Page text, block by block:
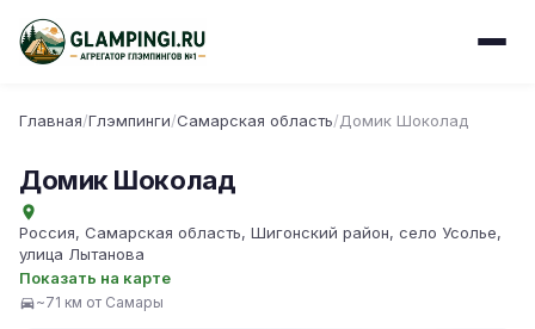
Главная/Глэмпинги/Самарская область/Домик Шоколад
Домик Шоколад
Россия, Самарская область, Шигонский район, село Усолье,
улица Лытанова
Показать на карте
~71 км от Самары